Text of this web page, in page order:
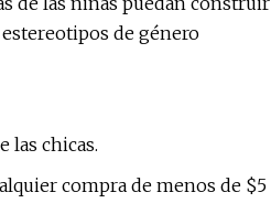
de género
las chicas.
compra de menos de $5